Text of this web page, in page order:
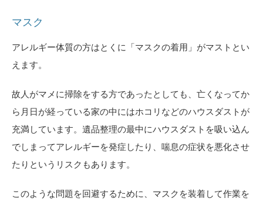
マスク
アレルギー体質の方はとくに「マスクの着用」がマストとい
えます。
故人がマメに掃除をする方であったとしても、亡くなってか
ら月日が経っている家の中にはホコリなどのハウスダストが
充満しています。遺品整理の最中にハウスダストを吸い込ん
でしまってアレルギーを発症したり、喘息の症状を悪化させ
たりというリスクもあります。
このような問題を回避するために、マスクを装着して作業を